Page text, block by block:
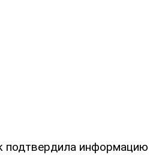
подтвердила информацию